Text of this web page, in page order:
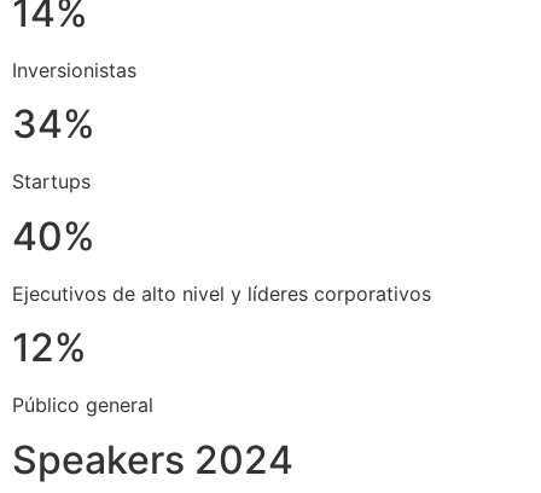
14%
Inversionistas
34%
Startups
40%
Ejecutivos de alto nivel y líderes corporativos
12%
Público general
Speakers 2024